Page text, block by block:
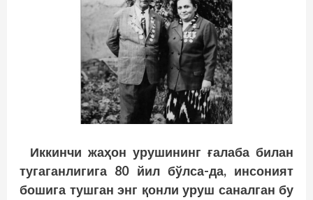
Иккинчи жаҳон урушининг ғалаба билан
тугаганлигига 80 йил бўлса-да, инсоният
бошига тушган энг қонли уруш саналган бу